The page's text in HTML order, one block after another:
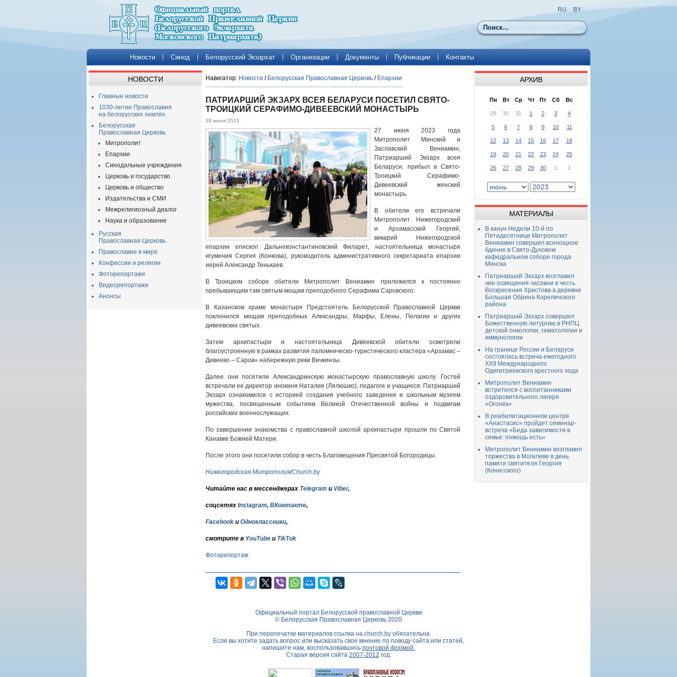
Поиск
RU BY
Новости Синод Белорусский Экзархат Организации Документы Публикации Контакты
НОВОСТИ
Главные новости
1030-летие Православия
на белорусских землях
Белорусская
Православная Церковь
Митрополит
Епархии
Синодальные учреждения
Церковь и государство
Церковь и общество
Издательства и СМИ
Межрелигиозный диалог
Наука и образование
Русская
Православная Церковь
Православие в мире
Конфессии и религии
Фоторепортажи
Видеорепортажи
Анонсы
Навигатор: Новости / Белорусская Православная Церковь / Епархии
ПАТРИАРШИЙ ЭКЗАРХ ВСЕЯ БЕЛАРУСИ ПОСЕТИЛ СВЯТО-
ТРОИЦКИЙ СЕРАФИМО-ДИВЕЕВСКИЙ МОНАСТЫРЬ
28 июня 2023
27 июня 2023 года
Митрополит Минский и
Заславский Вениамин,
Патриарший Экзарх всея
Беларуси, прибыл в Свято-
Троицкий Серафимо-
Дивеевский женский
монастырь.
В обители его встречали
Митрополит Нижегородский
и Арзамасский Георгий,
викарий Нижегородской
епархии епископ Дальнеконстантиновский Филарет, настоятельница монастыря
игумения Сергия (Конкова), руководитель административного секретариата епархии
иерей Александр Тенькаев.
В Троицком соборе обители Митрополит Вениамин приложился к постоянно
пребывающим там святым мощам преподобного Серафима Саровского.
В Казанском храме монастыря Предстоятель Белорусской Православной Церкви
поклонился мощам преподобных Александры, Марфы, Елены, Пелагии и других
дивеевских святых.
Затем архипастыри и настоятельница Дивеевской обители осмотрели
благоустроенную в рамках развития паломническо-туристического кластера «Арзамас –
Дивеево – Саров» набережную реки Вичкинзы.
Далее они посетили Александринскую монастырскую православную школу. Гостей
встречали ее директор инокиня Наталия (Лялюшко), педагоги и учащиеся. Патриарший
Экзарх ознакомился с историей создания учебного заведения и школьным музеем
мужества, посвященным событиям Великой Отечественной войны и подвигам
российских военнослужащих.
По завершении знакомства с православной школой архипастыри прошли по Святой
Канавке Божией Матери.
После этого они посетили собор в честь Благовещения Пресвятой Богородицы.
Нижегородская Митрополия/Church.by
Читайте нас в мессенджерах Telegram и Viber,
соцсетях Instagram, ВКонтакте,
Facebook и Одноклассники,
смотрите в YouTube и TikTok
Фоторепортаж
АРХИВ
Пн Вт Ср Чт Пт Сб Вс
29 30 31 1 2 3 4
5 6 7 8 9 10 11
12 13 14 15 16 17 18
19 20 21 22 23 24 25
26 27 28 29 30 1 2
МАТЕРИАЛЫ
В канун Недели 10-й по
Пятидесятнице Митрополит
Вениамин совершил всенощное
бдение в Свято-Духовом
кафедральном соборе города
Минска
Патриарший Экзарх возглавил
чин освящения часовни в честь
Воскресения Христова в деревне
Большая Обрина Кореличского
района
Патриарший Экзарх совершил
Божественную литургию в РНПЦ
детской онкологии, гематологии и
иммунологии
На границе России и Беларуси
состоялась встреча ежегодного
XXII Международного
Одигитриевского крестного хода
Митрополит Вениамин
встретился с воспитанниками
оздоровительного лагеря
«Огонёк»
В реабилитационном центре
«Анастасис» пройдет семинар-
встреча «Беда зависимости в
семье: помощь есть»
Митрополит Вениамин возглавил
торжества в Могилеве в день
памяти святителя Георгия
(Конисского)
Официальный портал Белорусской православной Церкви
© Белорусская Православная Церковь 2020
При перепечатке материалов ссылка на church.byобязательна.
Если вы хотите задать вопрос или высказать свое мнение по поводу сайта или статей,
напишите нам, воспользовавшись почтовой формой.
Старая версия сайта 2007-2012 год.